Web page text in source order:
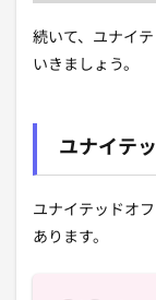
続いて、ユナイ
いきましょう。
ユナイテ
ユナイテッドオ
あります。